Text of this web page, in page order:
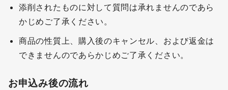
添削されたものに対して質問は承れませんのであら
かじめご了承ください。
商品の性質上、購入後のキャンセル、および返金は
できませんのであらかじめご了承ください。
お申込み後の流れ